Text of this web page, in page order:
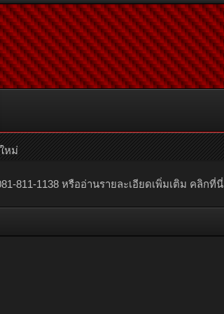
811-1138 หรืออ่านรายละเอียดเพิ่มเติม คลิกที่นี่
หม่